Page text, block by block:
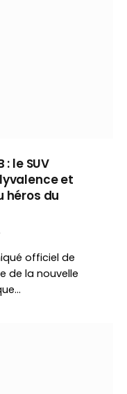
le SUV
et
héros du
officiel de
de la nouvelle